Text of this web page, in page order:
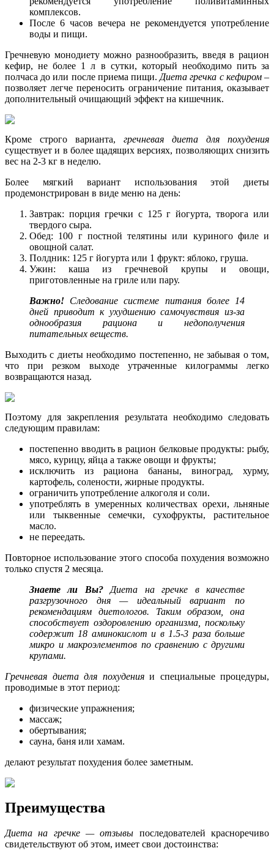
комплексов.
После 6 часов вечера не рекомендуется употребление
воды и пищи.
Гречневую монодиету можно разнообразить, введя в рацион
кефир, не более 1 л в сутки, который необходимо пить за
полчаса до или после приема пищи. Диета гречка с кефиром–
позволяет легче переносить ограничение питания, оказывает
дополнительный очищающий эффект на кишечник.
Кроме строго варианта, гречневая диета для похудения
существует и в более щадящих версиях, позволяющих снизить
вес на 2-3 кг в неделю.
Более мягкий вариант использования этой диеты
продемонстрирован в виде меню на день:
Завтрак: порция гречки с 125 г йогурта, творога или
твердого сыра.
Обед: 100 г постной телятины или куриного филе и
овощной салат.
Полдник: 125 г йогурта или 1 фрукт: яблоко, груша.
Ужин: каша из гречневой крупы и овощи,
приготовленные на гриле или пару.
Важно! Следование системе питания более 14
дней приводит к ухудшению самочувствия из-за
однообразия рациона и недополучения
питательных веществ.
Выходить с диеты необходимо постепенно, не забывая о том,
что при резком выходе утраченные килограммы легко
возвращаются назад.
Поэтому для закрепления результата необходимо следовать
следующим правилам:
постепенно вводить в рацион белковые продукты: рыбу,
мясо, курицу, яйца а также овощи и фрукты;
исключить из рациона бананы, виноград, хурму,
картофель, солености, жирные продукты.
ограничить употребление алкоголя и соли.
употреблять в умеренных количествах орехи, льняные
или тыквенные семечки, сухофрукты, растительное
масло.
не переедать.
Повторное использование этого способа похудения возможно
только спустя 2 месяца.
Знаете ли Вы?Диета на гречке в качестве
разгрузочного дня — идеальный вариант по
рекомендациям диетологов. Таким образом, она
способствует оздоровлению организма, поскольку
содержит 18 аминокислот и в 1.5-3 раза больше
микро и макроэлементов по сравнению с другими
крупами.
Гречневая диета для похудения и специальные процедуры,
проводимые в этот период:
физические упражнения;
массаж;
обертывания;
сауна, баня или хамам.
делают результат похудения более заметным.
Преимущества
Диета на гречке — отзывы последователей красноречиво
свидетельствуют об этом, имеет свои достоинства: